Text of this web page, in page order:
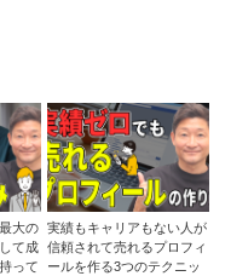
大の
て成
って
実績もキャリアもない人が
信頼されて売れるプロフィ
ールを作る3つのテクニッ